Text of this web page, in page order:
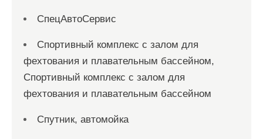
СпецАвтоСервис
Спортивный комплекс с залом для
фехтования и плавательным бассейном,
Спортивный комплекс с залом для
фехтования и плавательным бассейном
Спутник, автомойка